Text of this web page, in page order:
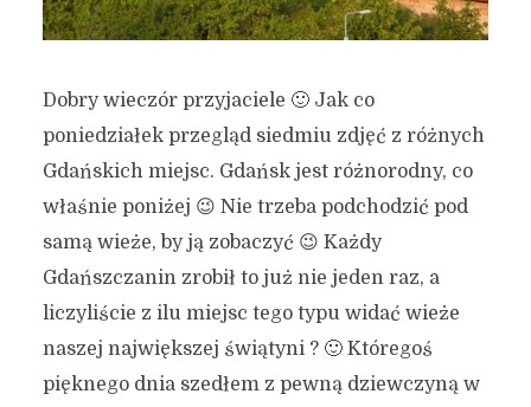
Dobry wieczór przyjaciele 🙂 Jak co
poniedziałek przegląd siedmiu zdjęć z różnych
Gdańskich miejsc. Gdańsk jest różnorodny, co
właśnie poniżej 😉 Nie trzeba podchodzić pod
samą wieże, by ją zobaczyć 😉 Każdy
Gdańszczanin zrobił to już nie jeden raz, a
liczyliście z ilu miejsc tego typu widać wieże
naszej największej świątyni ? 🙂 Któregoś
pięknego dnia szedłem z pewną dziewczyną w